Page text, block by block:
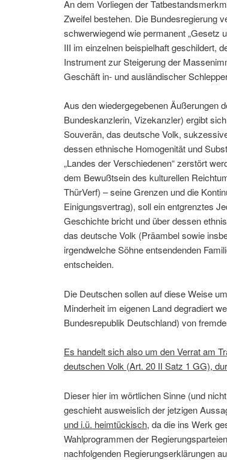
An dem Vorliegen der
Zweifel bestehen. Die Bundesregierung
schwerwiegend wie permanent „Gesetz
III im einzelnen beispielhaft geschildert,
Instrument zur Steigerung der
Geschäft in- und ausländischer
Aus den wiedergegebenen Äußerungen
Bundeskanzlerin, Vizekanzler) ergibt
Souverän, das deutsche Volk,
dessen ethnische Homogenität und
„Landes der Verschiedenen“ zerstört
dem Bewußtsein des kulturellen
ThürVerf) – seine Grenzen und die
Einigungsvertrag), soll ein entgrenztes
Geschichte bricht und über dessen
das deutsche Volk (Präambel sowie
irgendwelche Söhne entsendenden
entscheiden.
Die Deutschen sollen auf diese Weise
Minderheit im eigenen Land degradiert
Bundesrepublik Deutschland) von
Es handelt sich also um den Verrat am
deutschen Volk (Art. 20 II Satz 1 GG),
Dieser hier im wörtlichen Sinne (und
geschieht ausweislich der jetzigen
und i.ü. heimtückisch, da die ins Werk
Wahlprogrammen der
nachfolgenden Regierungserklärungen